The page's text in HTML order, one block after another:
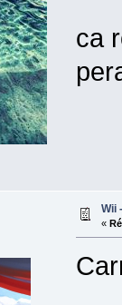
ca
Wii
«